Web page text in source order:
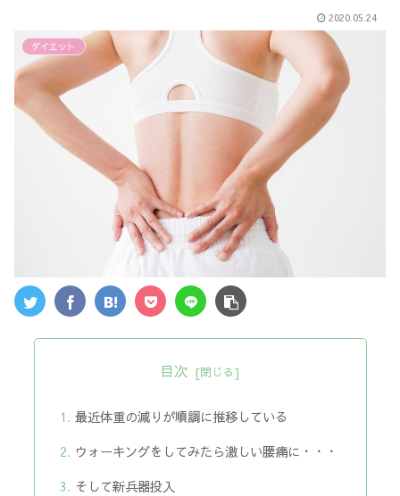
2020.05.24
ダイエット
目次
最近体重の減りが順調に推移している
ウォーキングをしてみたら激しい腰痛に・・・
そして新兵器投入